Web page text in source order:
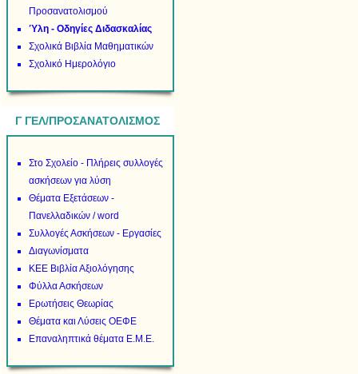
Προσανατολισμού
Ύλη - Οδηγίες Διδασκαλίας
Σχολικά Βιβλία Μαθηματικών
Σχολικό Ημερολόγιο
Γ ΓΕΛ/ΠΡΟΣΑΝΑΤΟΛΙΣΜΟΣ
Στο Σχολείο - Πλήρεις συλλογές
ασκήσεων για λύση
Θέματα Εξετάσεων -
Πανελλαδικών / word
Συλλογές Ασκήσεων - Εργασίες
Διαγωνίσματα
ΚΕΕ Βιβλία Αξιολόγησης
Φύλλα Ασκήσεων
Ερωτήσεις Θεωρίας
Θέματα και Λύσεις ΟΕΦΕ
Επαναληπτικά θέματα Ε.Μ.Ε.